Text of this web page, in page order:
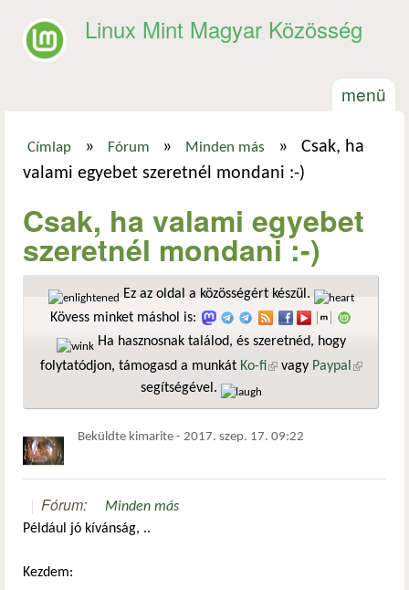
Linux Mint Magyar Közösség
menü
Jelenlegi hely
Címlap » Fórum » Minden más »
Csak, ha
valami egyebet szeretnél mondani :-)
Csak, ha valami egyebet
szeretnél mondani :-)
Ez az oldal a közösségért készül.
Kövess minket máshol is:
Ha hasznosnak találod, és szeretnéd, hogy
folytatódjon, támogasd a munkát Ko-fi(külső hivatkozás)
vagy Paypal
segítségével.
Beküldte kimarite - 2017. szep. 17. 09:22
Fórum:
Minden más
Például jó kívánság, ..
Kezdem: